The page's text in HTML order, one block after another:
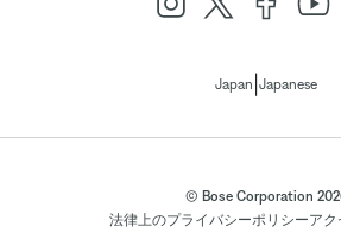
Japan Japanese
© Bose Corporation
法律上のプライバシーポリシーアク